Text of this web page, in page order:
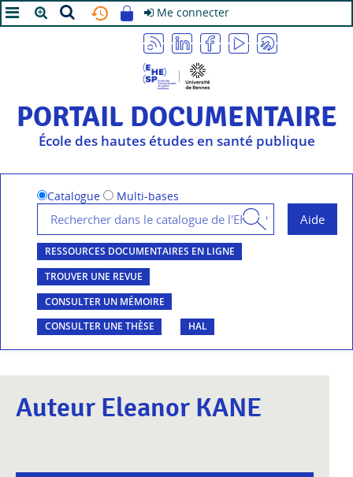
Me connecter
PORTAIL DOCUMENTAIRE
École des hautes études en santé publique
Catalogue Multi-bases
RESSOURCES DOCUMENTAIRES EN LIGNE
TROUVER UNE REVUE
CONSULTER UN MÉMOIRE
CONSULTER UNE THÈSE
HAL
Auteur Eleanor KANE